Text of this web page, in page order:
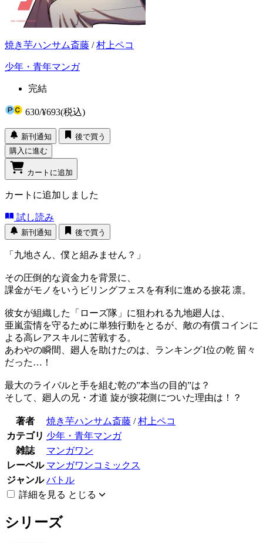
焼き芋ハンサム斎藤 /村上ペコ
少年・青年マンガ
完結
630/¥693(税込)
新刊通知
後で買う
購入に進む
カートに追加
カートに追加しました
試し読み
新刊通知 後で買う
「九地さん、僕と組みません？」
その圧倒的な資金力を背景に、
課金がモノをいうビリングフェスを有利に進める捩花 凛。
彼女が組織した「ローズ隊」に狙われる九地廻人は、
亜嵐蛮情を守るために単独行動をとるが、敵の有償コインに
よる高レアスキルに苦戦する。
あわやの瞬間、廻人を助けたのは、ランキング1位の乾 留々
だった…！
最大のライバルと手を組む乾の”本当の目的”は？
そして、廻人の兄・才道 旋が捩花側についた理由は！？
著者 焼き芋ハンサム斎藤 /村上ペコ
カテゴリ 少年・青年マンガ
雑誌
マンガワン
レーベル マンガワンコミックス
ジャンル バトル
詳細を見る とじる
シリーズ